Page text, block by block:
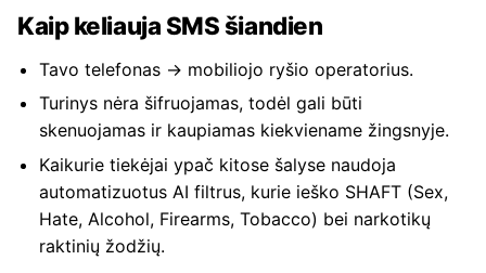
Kaip keliauja SMS šiandien
Tavo telefonas → mobiliojo ryšio operatorius.
Turinys nėra šifruojamas, todėl gali būti
skenuojamas ir kaupiamas kiekviename žingsnyje.
Kaikurie tiekėjai ypač kitose šalyse naudoja
automatizuotus AI filtrus, kurie ieško SHAFT (Sex,
Hate, Alcohol, Firearms, Tobacco) bei narkotikų
raktinių žodžių.